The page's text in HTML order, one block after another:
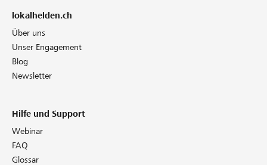
lokalhelden.ch
Über uns
Unser Engagement
Blog
Newsletter
Hilfe und Support
Webinar
FAQ
Glossar